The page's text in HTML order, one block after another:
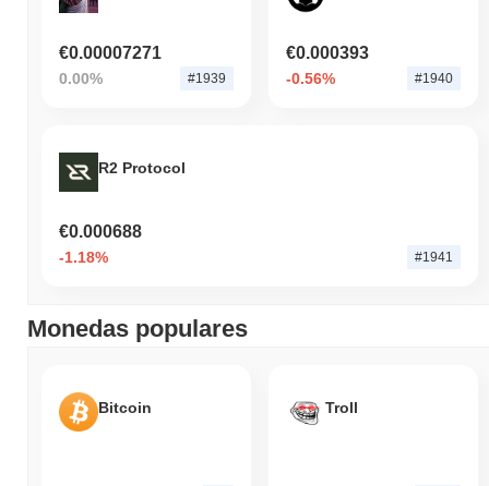
€0.00007271
0.00% #1939
€0.000393
-0.56% #1940
R2 Protocol
€0.000688
-1.18% #1941
Monedas populares
Bitcoin Troll